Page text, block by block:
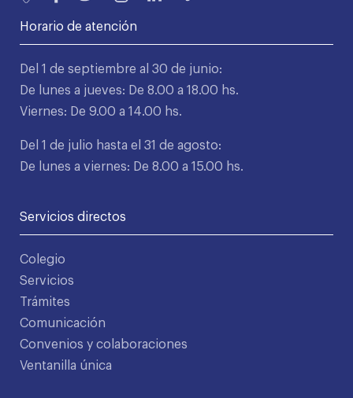
Horario de atención
Del 1 de septiembre al 30 de junio:
De lunes a jueves: De 8.00 a 18.00 hs.
Viernes: De 9.00 a 14.00 hs.
Del 1 de julio hasta el 31 de agosto:
De lunes a viernes: De 8.00 a 15.00 hs.
Servicios directos
Colegio
Servicios
Trámites
Comunicación
Convenios y colaboraciones
Ventanilla única